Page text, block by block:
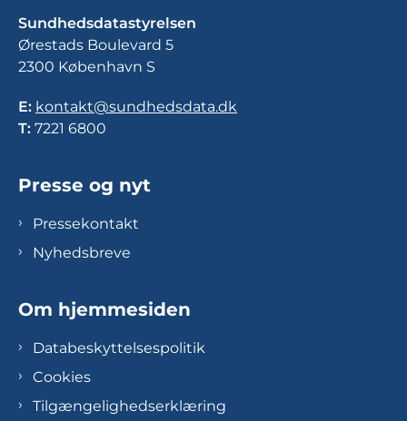
Sundhedsdatastyrelsen
Ørestads Boulevard 5
2300 København S
E: kontakt@sundhedsdata.dk
T: 7221 6800
Presse og nyt
Pressekontakt
Nyhedsbreve
Om hjemmesiden
Databeskyttelsespolitik
Cookies
Tilgængelighedserklæring